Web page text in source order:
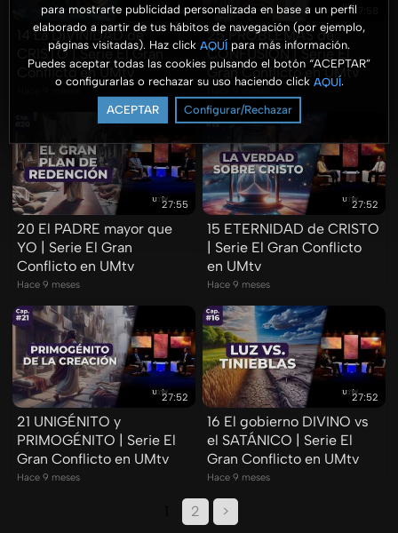
para mostrarte publicidad personalizada en base a un perfil
elaborado a partir de tus hábitos de navegación (por ejemplo,
páginas visitadas). Haz click AQUÍ para más información.
Puedes aceptar todas las cookies pulsando el botón “ACEPTAR”
o configurarlas o rechazar su uso haciendo click AQUÍ.
ACEPTAR Configurar/Rechazar
27:56
14 La DIVINIDAD de
CRISTO | Serie El Gran
Conflicto en UMtv
27:58
25 PROBLEMAS de
CONFUSIÓN | Serie El
Gran Conflicto en UMtv
27:55
20 El PADRE mayor que
YO | Serie El Gran
Conflicto en UMtv
Hace 9 meses
27:52
15 ETERNIDAD de CRISTO
| Serie El Gran Conflicto
en UMtv
Hace 9 meses
27:52
21 UNIGÉNITO y
PRIMOGÉNITO | Serie El
Gran Conflicto en UMtv
Hace 9 meses
27:52
16 El gobierno DIVINO vs
el SATÁNICO | Serie El
Gran Conflicto en UMtv
Hace 9 meses
2 >